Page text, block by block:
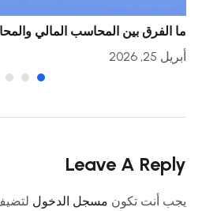
ما الفرق بين المحاسب المالي
أبريل 25, 2026
Leave A Reply
يجب أنت تكون مسجل الدخول